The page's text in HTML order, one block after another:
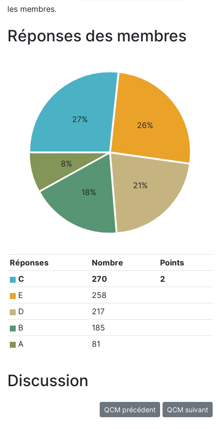
les membres.
Réponses des membres
27%
26%
21%
18%
8%
Réponses Nombre
Points
C
270
2
E
258
D
217
B
185
A
81
Discussion
QCM précédent QCM suivant